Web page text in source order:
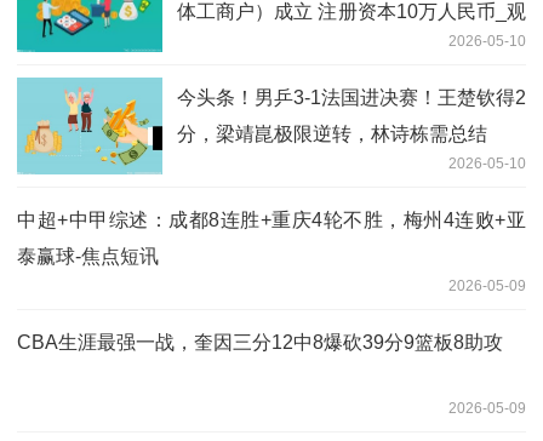
体工商户）成立 注册资本10万人民币_观
2026-05-10
今头条！男乒3-1法国进决赛！王楚钦得2
分，梁靖崑极限逆转，林诗栋需总结
2026-05-10
中超+中甲综述：成都8连胜+重庆4轮不胜，梅州4连败+亚
泰赢球-焦点短讯
2026-05-09
CBA生涯最强一战，奎因三分12中8爆砍39分9篮板8助攻
2026-05-09